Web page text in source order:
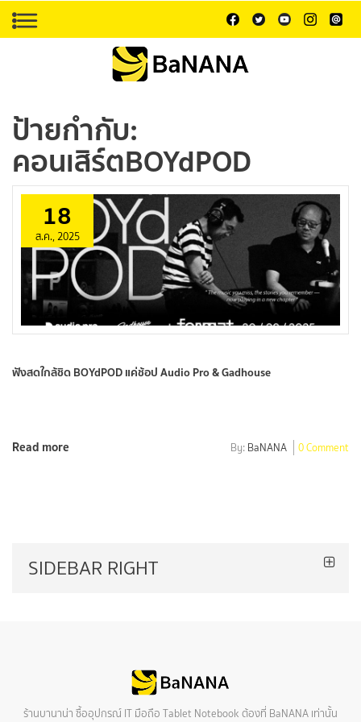
ป้ายกำกับ:
คอนเสิร์ตBOYdPOD
18
ส.ค., 2025
ฟังสดใกล้ชิด BOYdPOD แค่ช้อป Audio Pro & Gadhouse
Read more By: BaNANA 0 Comment
SIDEBAR RIGHT
ร้านบานาน่า ซื้ออุปกรณ์ IT มือถือ Tablet Notebook ต้องที่ BaNANA เท่านั้น